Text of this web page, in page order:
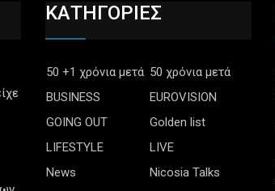
ΚΑΤΗΓΟΡΙΕΣ
50 +1 χρόνια μετά 50 χρόνια μετά
BUSINESS
EUROVISION
GOING OUT
Golden list
LIFESTYLE
LIVE
News
Nicosia Talks